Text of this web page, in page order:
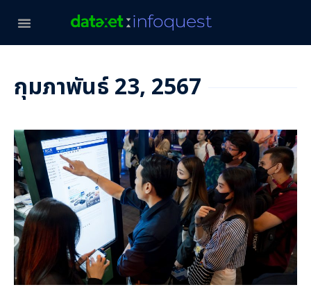
กุมภาพันธ์ 23, 2567